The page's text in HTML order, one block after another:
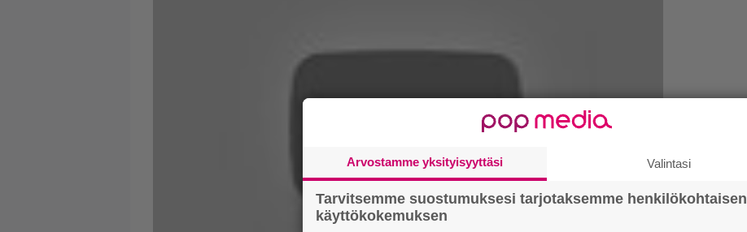
Arvostamme yksityisyyttäsi Valintasi
Tarvitsemme suostumuksesi tarjotaksemme henkilökohtaisen
käyttökokemuksen